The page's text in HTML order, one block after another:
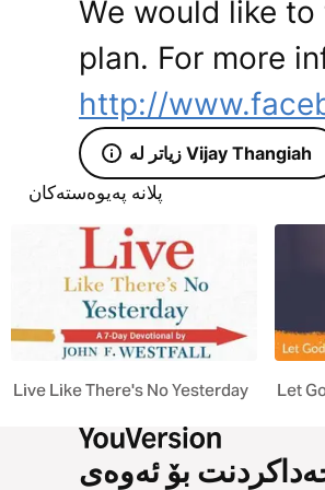
We would like
plan. For more
http://
زیاتر لە Vijay Thangiah
پلانە پەیوەستەکان
Live Like There's No Yesterday Let
بۆ ئەوەی